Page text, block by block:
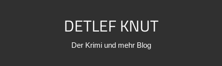
DETLEF KNUT
Der Krimi und mehr Blog